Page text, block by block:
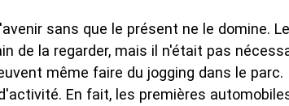
sans que le présent ne le domine.
de la regarder, mais il n'était pas
même faire du jogging dans le
En fait, les premières